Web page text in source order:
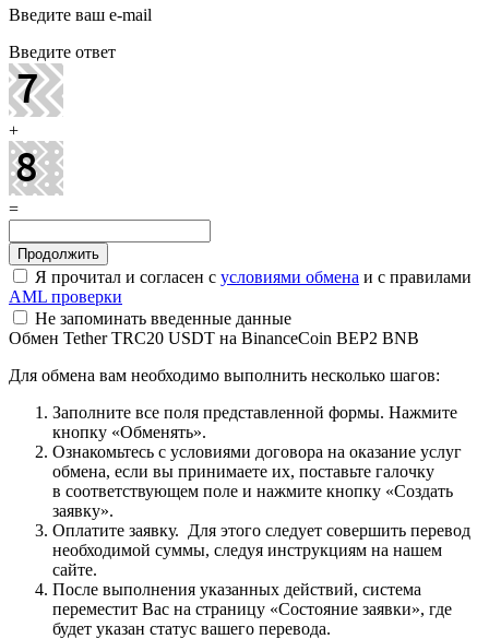
Введите ваш e-mail
Введите ответ
+
=
Я прочитал и согласен с условиями обмена и с правилами
AML проверки
Не запоминать введенные данные
Обмен Tether TRC20 USDT на BinanceCoin BEP2 BNB
Для обмена вам необходимо выполнить несколько шагов:
Заполните все поля представленной формы. Нажмите
кнопку «Обменять».
Ознакомьтесь с условиями договора на оказание услуг
обмена, если вы принимаете их, поставьте галочку
в соответствующем поле и нажмите кнопку «Создать
заявку».
Оплатите заявку. Для этого следует совершить перевод
необходимой суммы, следуя инструкциям на нашем
сайте.
После выполнения указанных действий, система
переместит Вас на страницу «Состояние заявки», где
будет указан статус вашего перевода.